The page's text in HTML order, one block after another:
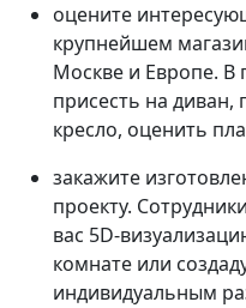
оцените
крупнейшем
Москве и Европе. В
присесть на диван,
кресло, оценить
закажите
проекту.
вас 5D-
комнате или
индивидуальным